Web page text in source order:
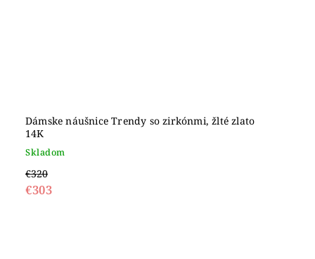
Dámske náušnice Trendy so zirkónmi, žlté zlato
14K
Skladom
€320
€303